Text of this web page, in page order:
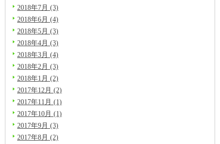
2018年7月 (3)
2018年6月 (4)
2018年5月 (3)
2018年4月 (3)
2018年3月 (4)
2018年2月 (3)
2018年1月 (2)
2017年12月 (2)
2017年11月 (1)
2017年10月 (1)
2017年9月 (3)
2017年8月 (2)